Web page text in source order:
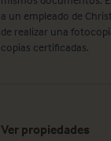
a un empleado de
de realizar una
copias certificadas.
Ver propiedades